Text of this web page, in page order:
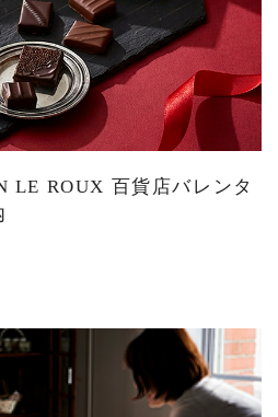
LE ROUX 百貨店バレンタ